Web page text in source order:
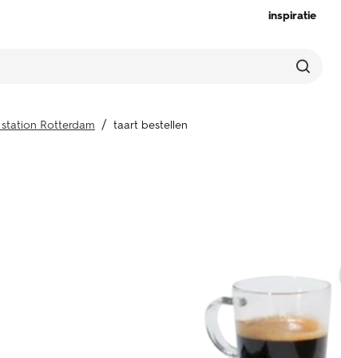
inspiratie
Rotterdam taart bestellen